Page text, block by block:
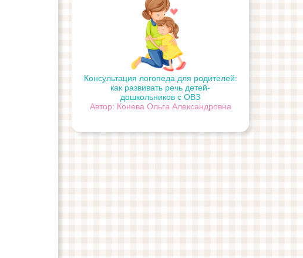
Консультация логопеда для родителей:
как развивать речь детей-
дошкольников с ОВЗ
Автор: Конева Ольга Александровна